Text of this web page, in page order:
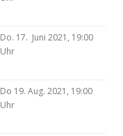
Do. 17. Juni 2021, 19:00
Uhr
Do 19. Aug. 2021, 19:00
Uhr